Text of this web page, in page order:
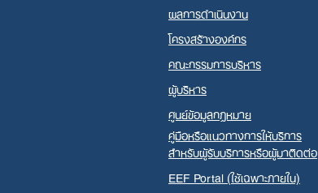
ผลการดำเนินงาน
โครงสร้างองค์กร
คณะกรรมการบริหาร
ผู้บริหาร
ศูนย์ข้อมูลกฎหมาย
คู่มือหรือแนวทางการให้บริการ
สำหรับผู้รับบริการหรือผู้มาติดต่อ
EEF Portal (ใช้เฉพาะภายใน)